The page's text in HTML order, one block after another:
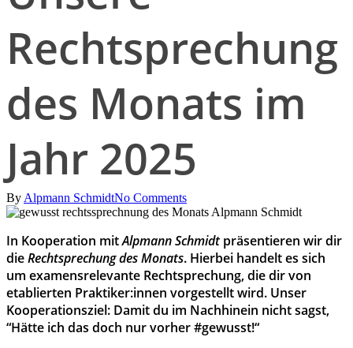
Rechtsprechung
des Monats im
Jahr 2025
By Alpmann SchmidtNo Comments
In Kooperation mitAlpmann Schmidtpräsentieren wir dir
dieRechtsprechung des Monats. Hierbei handelt es sich
um examensrelevante Rechtsprechung, die dir von
etablierten Praktiker:innen vorgestellt wird. Unser
Kooperationsziel: Damit du im Nachhinein nicht sagst,
“Hätte ich das doch nur vorher #gewusst!“